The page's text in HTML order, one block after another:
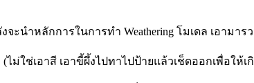
นำหลักการในการทำ Weathering โมเดล เอามา
ม่ใช่เอาสี เอาขี้ผึ้งไปทาไปป้ายแล้วเช็ดออกเพื่อให้เ